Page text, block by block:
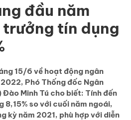
đầu năm
tín dụng
15/6 về hoạt động ngân
Phó Thống đốc Ngân
Đào Minh Tú cho biết: Tính đến
so với cuối năm ngoái,
kỳ năm 2021, phù hợp với diễn